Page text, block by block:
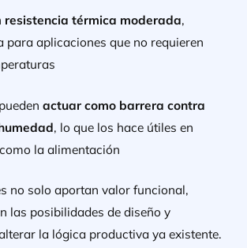
resistencia térmica moderada,
para aplicaciones que no requieren
actuar como barrera contra
, lo que los hace útiles en
la alimentación
no solo aportan valor funcional,
las posibilidades de diseño y
la lógica productiva ya existente.